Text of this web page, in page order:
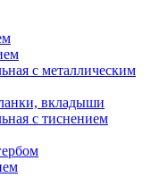
с металлическим
вкладыши
с тиснением